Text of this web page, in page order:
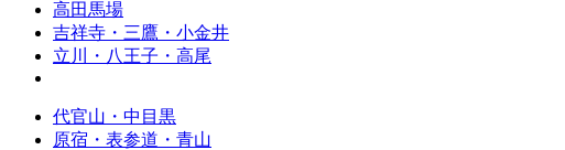
高田馬場
吉祥寺・三鷹・小金井
立川・八王子・高尾
代官山・中目黒
原宿・表参道・青山